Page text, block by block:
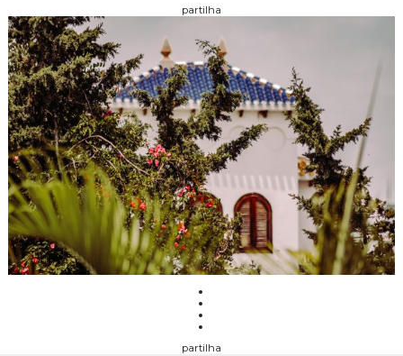
partilha
partilha